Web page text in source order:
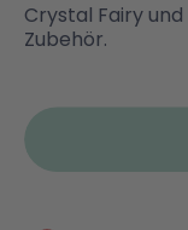
Crystal Fairy
Zubehör.